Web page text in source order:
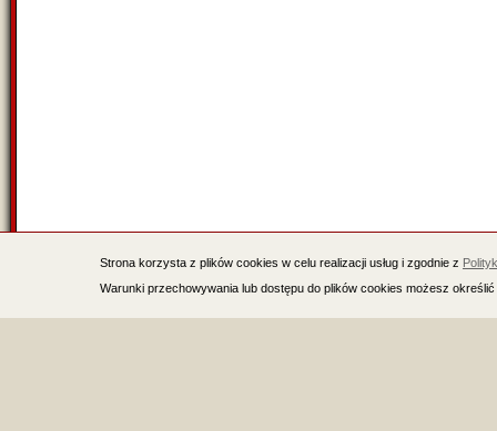
Strona korzysta z plików cookies w celu realizacji usług i zgodnie z
Warunki przechowywania lub dostępu do plików cookies możesz